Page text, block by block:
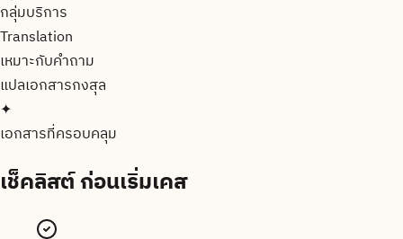
กลุ่มบริการ
Translation
เหมาะกับคำถาม
แปลเอกสารกงสุล
✦
เอกสารที่ครอบคลุม
เช็คลิสต์ก่อนเริ่มเคส